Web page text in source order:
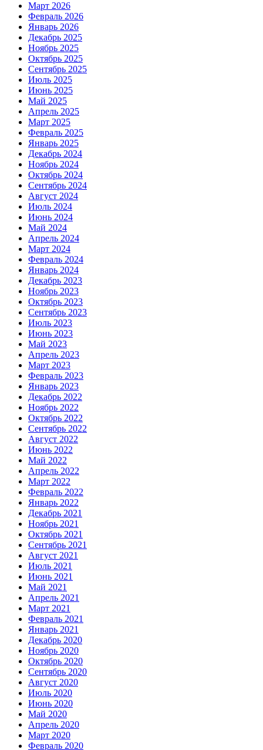
Март 2026
Февраль 2026
Январь 2026
Декабрь 2025
Ноябрь 2025
Октябрь 2025
Сентябрь 2025
Июль 2025
Июнь 2025
Май 2025
Апрель 2025
Март 2025
Февраль 2025
Январь 2025
Декабрь 2024
Ноябрь 2024
Октябрь 2024
Сентябрь 2024
Август 2024
Июль 2024
Июнь 2024
Май 2024
Апрель 2024
Март 2024
Февраль 2024
Январь 2024
Декабрь 2023
Ноябрь 2023
Октябрь 2023
Сентябрь 2023
Июль 2023
Июнь 2023
Май 2023
Апрель 2023
Март 2023
Февраль 2023
Январь 2023
Декабрь 2022
Ноябрь 2022
Октябрь 2022
Сентябрь 2022
Август 2022
Июнь 2022
Май 2022
Апрель 2022
Март 2022
Февраль 2022
Январь 2022
Декабрь 2021
Ноябрь 2021
Октябрь 2021
Сентябрь 2021
Август 2021
Июль 2021
Июнь 2021
Май 2021
Апрель 2021
Март 2021
Февраль 2021
Январь 2021
Декабрь 2020
Ноябрь 2020
Октябрь 2020
Сентябрь 2020
Август 2020
Июль 2020
Июнь 2020
Май 2020
Апрель 2020
Март 2020
Февраль 2020